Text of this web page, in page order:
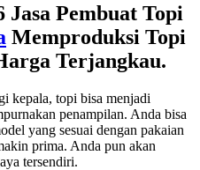
Jasa Pembuat Topi
Memproduksi Topi
Terjangkau.
kepala, topi bisa menjadi
penampilan. Anda bisa
yang sesuai dengan pakaian
prima. Anda pun akan
tersendiri.